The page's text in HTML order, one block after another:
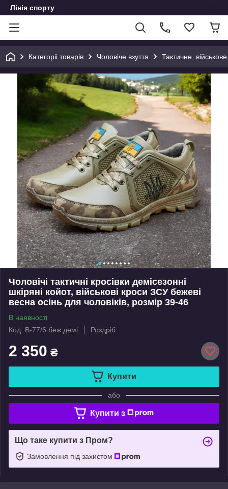
Лінія спорту
Категоріі товарів Чоловіче взуття Тактичне, військове
Чоловічі тактичні кросівки демісезонні
шкіряні койот, військові кроси ЗСУ бежеві
весна осінь для чоловіків, розмір 39-46
В наявності
Код: В-77/6 беж демі
Роздріб
2 350 ₴
Купити
або
Купити з
Що таке купити з Пром?
Замовлення під захистом